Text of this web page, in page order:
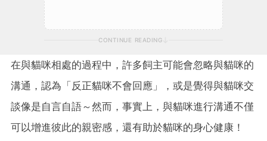
CONTINUE READING
在與貓咪相處的過程中，許多飼主可能會忽略與貓咪的
溝通，認為「反正貓咪不會回應」，或是覺得與貓咪交
談像是自言自語～然而，事實上，與貓咪進行溝通不僅
可以增進彼此的親密感，還有助於貓咪的身心健康！